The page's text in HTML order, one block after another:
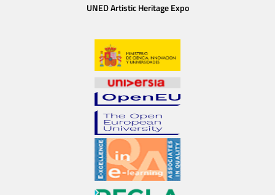
UNED Artistic Heritage Expo